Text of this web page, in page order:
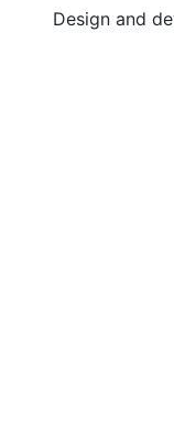
Design and